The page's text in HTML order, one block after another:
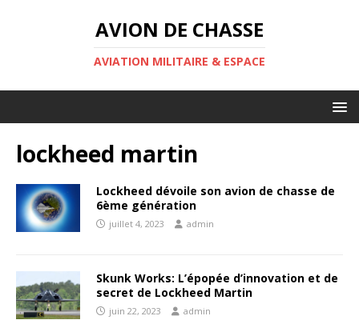
AVION DE CHASSE
AVIATION MILITAIRE & ESPACE
lockheed martin
Lockheed dévoile son avion de chasse de
6ème génération
juillet 4, 2023 admin
Skunk Works: L’épopée d’innovation et de
secret de Lockheed Martin
juin 22, 2023 admin